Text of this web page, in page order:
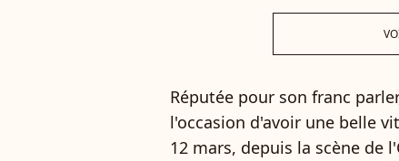
Réputée pour son franc
l'occasion d'avoir une belle
12 mars, depuis la scène de